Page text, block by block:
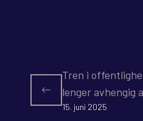
Tren i
lenger avhengig
15. juni 2025